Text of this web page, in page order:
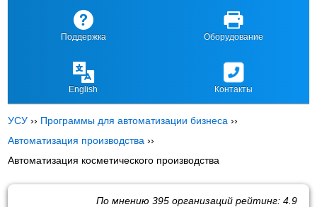
Поддержка Оборудование
English Контакты
УСУ ›› Программы для автоматизации бизнеса ››
Автоматизация производства ››
Автоматизация косметического производства
По мнению 395организаций рейтинг: 4.9